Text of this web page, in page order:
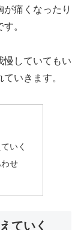
痛くなったり
。
慢していてもい
いきます。
いく
せ
ていく